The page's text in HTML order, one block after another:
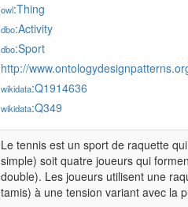
owl:Thing
dbo:Activity
dbo:Sport
http://
wikidata:Q1914636
wikidata:Q349
Le tennis est un sport de raquette
simple) soit quatre joueurs qui
double). Les joueurs utilisent une
tamis) à une tension variant avec la